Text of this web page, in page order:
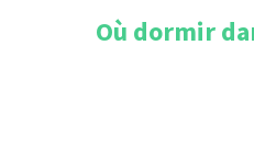
Où dormir